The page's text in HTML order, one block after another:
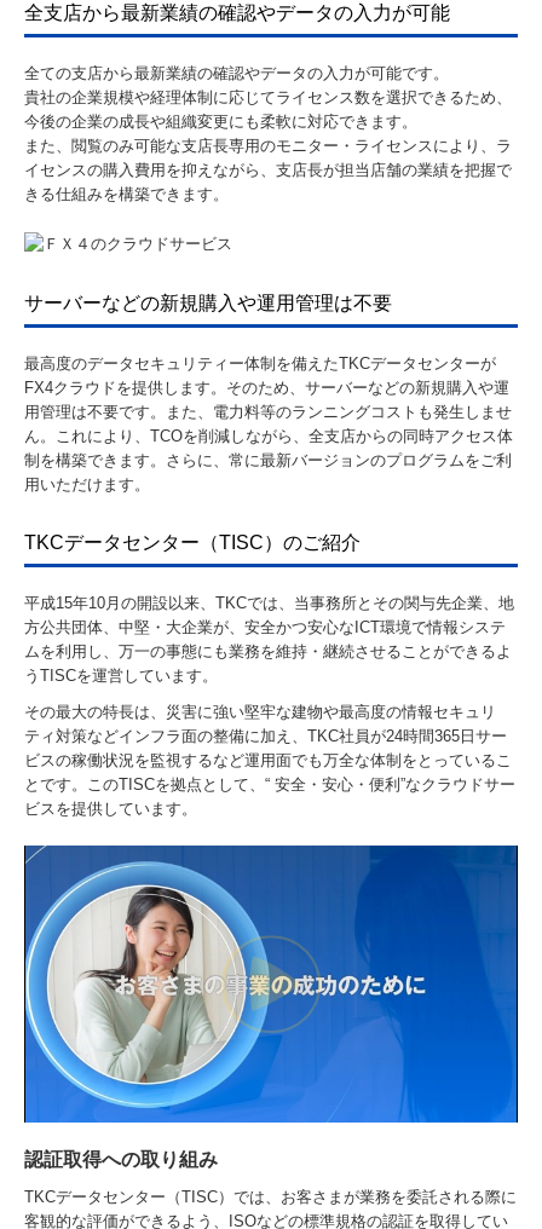
全支店から最新業績の確認やデータの入力が可能
全ての支店から最新業績の確認やデータの入力が可能です。
貴社の企業規模や経理体制に応じてライセンス数を選択できるため、
今後の企業の成長や組織変更にも柔軟に対応できます。
また、閲覧のみ可能な支店長専用のモニター・ライセンスにより、ラ
イセンスの購入費用を抑えながら、支店長が担当店舗の業績を把握で
きる仕組みを構築できます。
サーバーなどの新規購入や運用管理は不要
最高度のデータセキュリティー体制を備えたTKCデータセンターが
FX4クラウドを提供します。そのため、サーバーなどの新規購入や運
用管理は不要です。また、電力料等のランニングコストも発生しませ
ん。これにより、TCOを削減しながら、全支店からの同時アクセス体
制を構築できます。さらに、常に最新バージョンのプログラムをご利
用いただけます。
TKCデータセンター（TISC）のご紹介
平成15年10月の開設以来、TKCでは、当事務所とその関与先企業、地
方公共団体、中堅・大企業が、安全かつ安心なICT環境で情報システ
ムを利用し、万一の事態にも業務を維持・継続させることができるよ
うTISCを運営しています。
その最大の特長は、災害に強い堅牢な建物や最高度の情報セキュリ
ティ対策などインフラ面の整備に加え、TKC社員が24時間365日サー
ビスの稼働状況を監視するなど運用面でも万全な体制をとっているこ
とです。このTISCを拠点として、“ 安全・安心・便利”なクラウドサー
ビスを提供しています。
認証取得への取り組み
TKCデータセンター（TISC）では、お客さまが業務を委託される際に
客観的な評価ができるよう、ISOなどの標準規格の認証を取得してい